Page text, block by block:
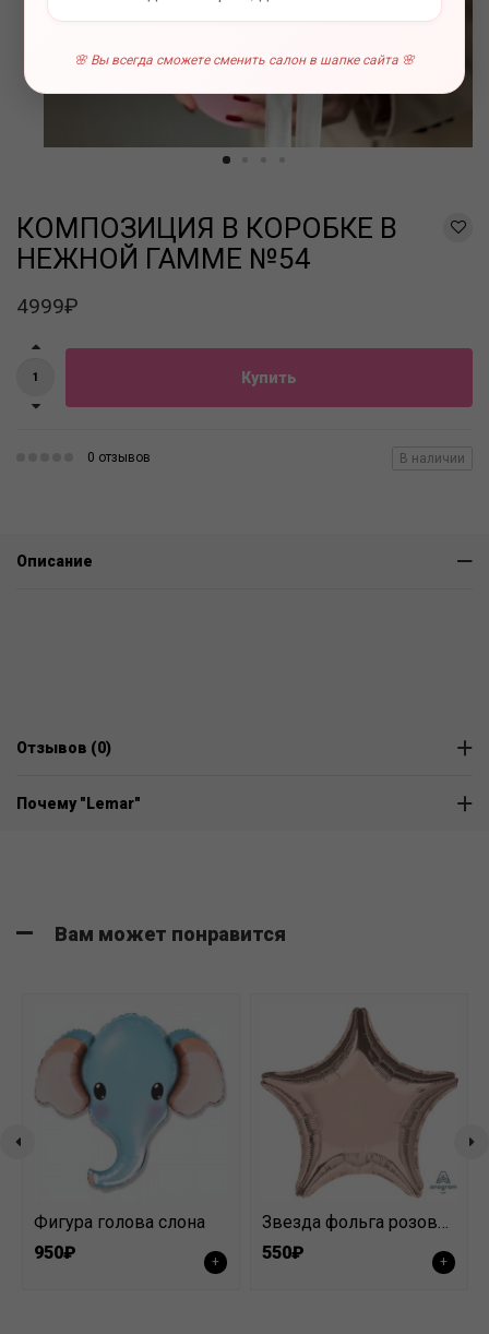
🌸 Вы всегда сможете сменить салон в шапке сайта 🌸
КОМПОЗИЦИЯ В КОРОБКЕ В
НЕЖНОЙ ГАММЕ №54
4999₽
Купить
0 отзывов В наличии
Описание
Отзывов (0)
Почему "Lemar"
Вам может понравится
Фигура голова слона
950₽
+
Звезда фольга розовое золото
550₽
+